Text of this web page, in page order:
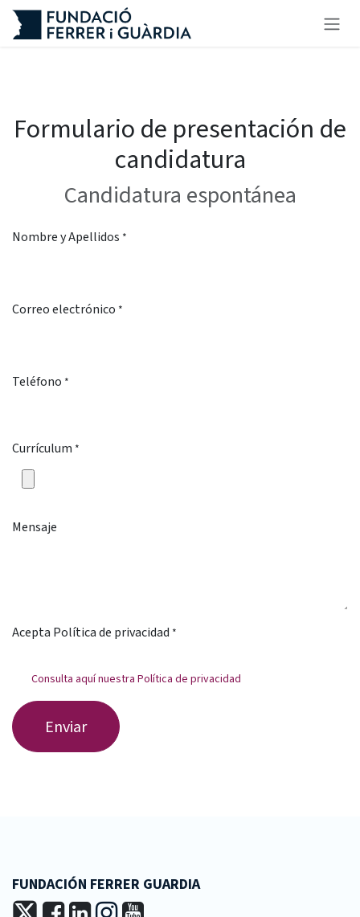
Ir al contenido
Formulario de presentación de
candidatura
Candidatura espontánea
Nombre y Apellidos *
Correo electrónico *
Teléfono *
Currículum *
Mensaje
Acepta Política de privacidad *
Consulta aquí nuestra Política de privacidad
Enviar
FUNDACIÓN FERRER GUARDIA